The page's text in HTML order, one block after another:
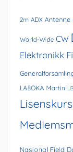
2m ADX Antenne
World-Wide CW
Elektronikk
LA8OKA Martin
Lisenskurs
Nasjonal Field